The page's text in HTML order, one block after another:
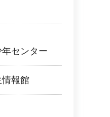
センター
報館